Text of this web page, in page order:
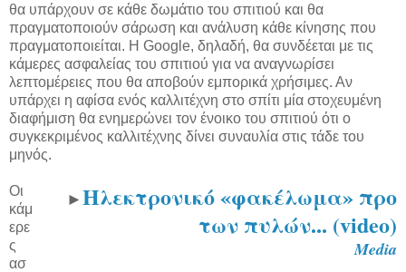
θα υπάρχουν σε κάθε δωμάτιο του σπιτιού και θα
πραγματοποιούν σάρωση και ανάλυση κάθε κίνησης που
πραγματοποιείται. Η Google, δηλαδή, θα συνδέεται με τις
κάμερες ασφαλείας του σπιτιού για να αναγνωρίσει
λεπτομέρειες που θα αποβούν εμπορικά χρήσιμες. Αν
υπάρχει η αφίσα ενός καλλιτέχνη στο σπίτι μία στοχευμένη
διαφήμιση θα ενημερώνει τον ένοικο του σπιτιού ότι ο
συγκεκριμένος καλλιτέχνης δίνει συναυλία στις τάδε του
μηνός.
►Ηλεκτρονικό «φακέλωμα» προ
των πυλών... (video)
Media
Οι
κάμ
ερε
ς
ασ